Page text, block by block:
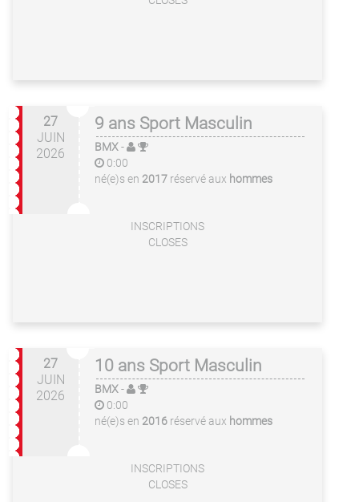
27
JUIN
2026
9 ans Sport Masculin
BMX-
0:00
né(e)s en 2017 réservé aux hommes
INSCRIPTIONS
CLOSES
27
JUIN
2026
10 ans Sport Masculin
BMX-
0:00
né(e)s en 2016 réservé aux hommes
INSCRIPTIONS
CLOSES